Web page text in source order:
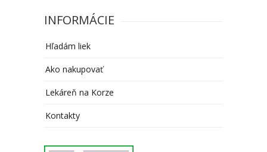
INFORMÁCIE
Hľadám liek
Ako nakupovať
Lekáreň na Korze
Kontakty